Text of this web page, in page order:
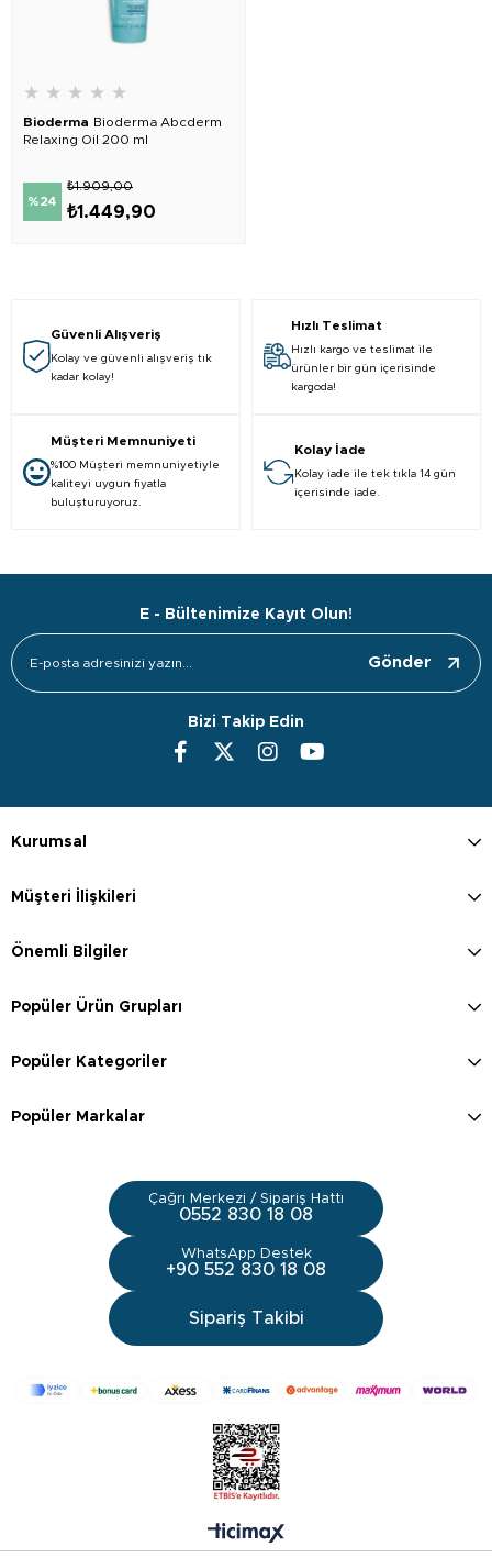
★ ★ ★ ★ ★
Bioderma Bioderma Abcderm
Relaxing Oil 200 ml
%24
₺1.449,90
₺1.909,00
Güvenli Alışveriş
Kolay ve güvenli alışveriş tık
kadar kolay!
Hızlı Teslimat
Hızlı kargo ve teslimat ile
ürünler bir gün içerisinde
kargoda!
Müşteri Memnuniyeti
%100 Müşteri memnuniyetiyle
kaliteyi uygun fiyatla
buluşturuyoruz.
Kolay İade
Kolay iade ile tek tıkla 14 gün
içerisinde iade.
E - Bültenimize Kayıt Olun!
Gönder
Bizi Takip Edin
Kurumsal
Müşteri İlişkileri
Önemli Bilgiler
Popüler Ürün Grupları
Popüler Kategoriler
Popüler Markalar
Çağrı Merkezi / Sipariş Hattı
0552 830 18 08
WhatsApp Destek
+90 552 830 18 08
Sipariş Takibi